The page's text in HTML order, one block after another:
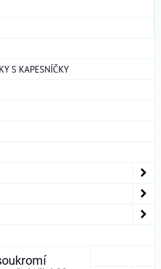
S KAPESNÍČKY